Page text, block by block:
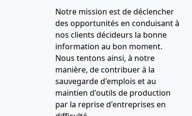
Notre mission est de déclencher
des opportunités en conduisant à
nos clients décideurs la bonne
information au bon moment.
Nous tentons ainsi, à notre
manière, de contribuer à la
sauvegarde d'emplois et au
maintien d'outils de production
par la reprise d'entreprises en